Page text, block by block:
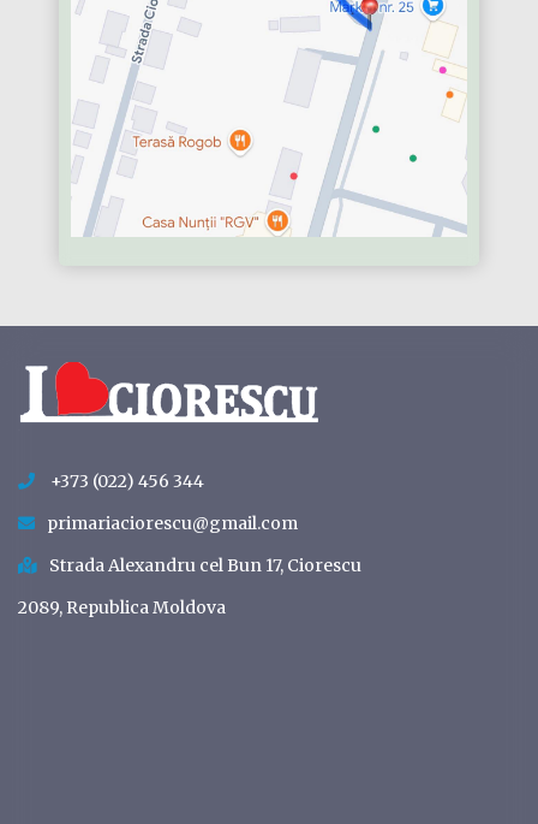
+373 (022) 456 344
primariaciorescu@gmail.com
Strada Alexandru cel Bun 17, Ciorescu
2089, Republica Moldova